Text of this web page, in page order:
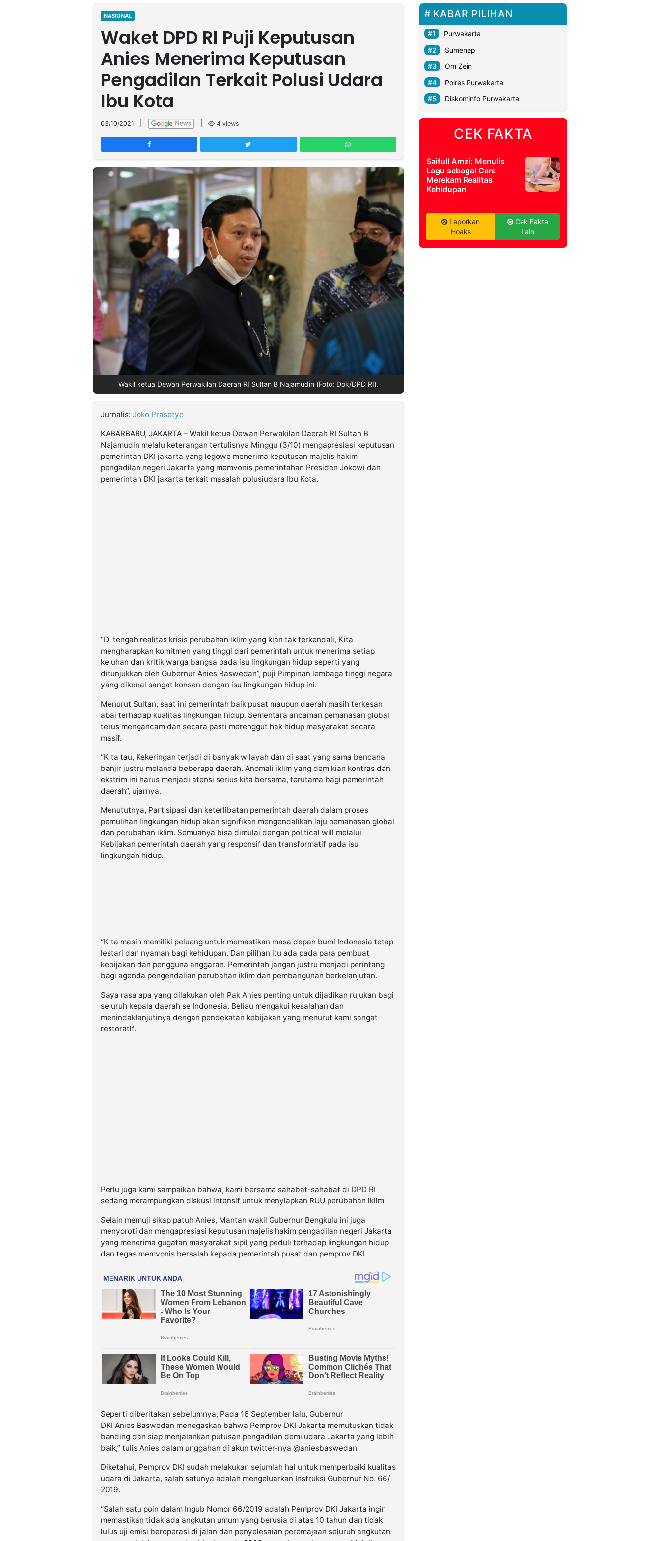
NASIONAL
Waket DPD RI Puji Keputusan
Anies Menerima Keputusan
Pengadilan Terkait Polusi Udara
Ibu Kota
03/10/2021 4 views
Wakil ketua Dewan Perwakilan Daerah RI Sultan B Najamudin (Foto: Dok/DPD RI).
Jurnalis: Joko Prasetyo
KABARBARU, JAKARTA – Wakil ketua Dewan Perwakilan Daerah RI Sultan B
Najamudin melalu keterangan tertulisnya Minggu (3/10) mengapresiasi keputusan
pemerintah DKI jakarta yang legowo menerima keputusan majelis hakim
pengadilan negeri Jakarta yang memvonis pemerintahan Presiden Jokowi dan
pemerintah DKI jakarta terkait masalah polusiudara Ibu Kota.
“Di tengah realitas krisis perubahan iklim yang kian tak terkendali, Kita
mengharapkan komitmen yang tinggi dari pemerintah untuk menerima setiap
keluhan dan kritik warga bangsa pada isu lingkungan hidup seperti yang
ditunjukkan oleh Gubernur Anies Baswedan”, puji Pimpinan lembaga tinggi negara
yang dikenal sangat konsen dengan isu lingkungan hidup ini.
Menurut Sultan, saat ini pemerintah baik pusat maupun daerah masih terkesan
abai terhadap kualitas lingkungan hidup. Sementara ancaman pemanasan global
terus mengancam dan secara pasti merenggut hak hidup masyarakat secara
masif.
“Kita tau, Kekeringan terjadi di banyak wilayah dan di saat yang sama bencana
banjir justru melanda beberapa daerah. Anomali iklim yang demikian kontras dan
ekstrim ini harus menjadi atensi serius kita bersama, terutama bagi pemerintah
daerah”, ujarnya.
Menututnya, Partisipasi dan keterlibatan pemerintah daerah dalam proses
pemulihan lingkungan hidup akan signifikan mengendalikan laju pemanasan global
dan perubahan iklim. Semuanya bisa dimulai dengan political will melalui
Kebijakan pemerintah daerah yang responsif dan transformatif pada isu
lingkungan hidup.
“Kita masih memiliki peluang untuk memastikan masa depan bumi Indonesia tetap
lestari dan nyaman bagi kehidupan. Dan pilihan itu ada pada para pembuat
kebijakan dan pengguna anggaran. Pemerintah jangan justru menjadi perintang
bagi agenda pengendalian perubahan iklim dan pembangunan berkelanjutan.
Saya rasa apa yang dilakukan oleh Pak Anies penting untuk dijadikan rujukan bagi
seluruh kepala daerah se Indonesia. Beliau mengakui kesalahan dan
menindaklanjutinya dengan pendekatan kebijakan yang menurut kami sangat
restoratif.
Perlu juga kami sampaikan bahwa, kami bersama sahabat-sahabat di DPD RI
sedang merampungkan diskusi intensif untuk menyiapkan RUU perubahan iklim.
Selain memuji sikap patuh Anies, Mantan wakil Gubernur Bengkulu ini juga
menyoroti dan mengapresiasi keputusan majelis hakim pengadilan negeri Jakarta
yang menerima gugatan masyarakat sipil yang peduli terhadap lingkungan hidup
dan tegas memvonis bersalah kepada pemerintah pusat dan pemprov DKI.
Seperti diberitakan sebelumnya, Pada 16 September lalu, Gubernur
DKI Anies Baswedan menegaskan bahwa Pemprov DKI Jakarta memutuskan tidak
banding dan siap menjalankan putusan pengadilan demi udara Jakarta yang lebih
baik,” tulis Anies dalam unggahan di akun twitter-nya @aniesbaswedan.
Diketahui, Pemprov DKI sudah melakukan sejumlah hal untuk memperbaiki kualitas
udara di Jakarta, salah satunya adalah mengeluarkan Instruksi Gubernur No. 66/
2019.
“Salah satu poin dalam Ingub Nomor 66/2019 adalah Pemprov DKI Jakarta ingin
memastikan tidak ada angkutan umum yang berusia di atas 10 tahun dan tidak
lulus uji emisi beroperasi di jalan dan penyelesaian peremajaan seluruh angkutan
KABAR PILIHAN
Purwakarta
Sumenep
Om Zein
Polres Purwakarta
Diskominfo Purwakarta
CEK FAKTA
Saifull Amzi: Menulis
Lagu sebagai Cara
Merekam Realitas
Kehidupan
Laporkan
Hoaks
Cek Fakta
Lain